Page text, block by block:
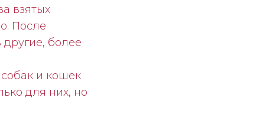
взятых
После
более
и кошек
для них, но